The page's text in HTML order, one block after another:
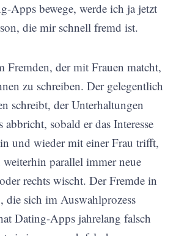
Apps bewege, werde ich ja jetzt
die mir schnell fremd ist.
Fremden, der mit Frauen matcht,
zu schreiben. Der gelegentlich
schreibt, der Unterhaltungen
abbricht, sobald er das Interesse
und wieder mit einer Frau trifft,
parallel immer neue
rechts wischt. Der Fremde in
die sich im Auswahlprozess
Dating-Apps jahrelang falsch